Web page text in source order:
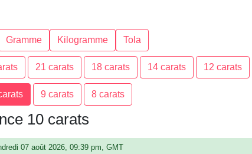
Gramme Kilogramme Tola
21 carats 18 carats 14 carats 12 carats
9 carats 8 carats
10 carats
07 août 2026, 09:39 pm, GMT